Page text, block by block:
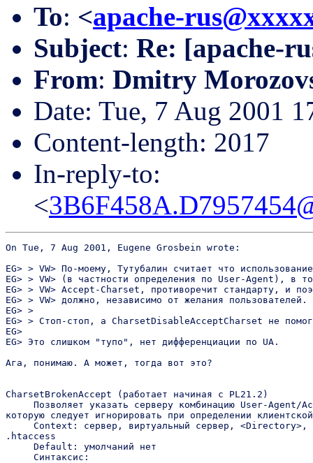
To: <apache-
Subject: Re: [apache-
From: Dmitry
Date: Tue, 7 Aug 2001
Content-length: 2017
In-reply-to:
<
On Tue, 7 Aug 2001, Eugene Grosbein wrote:
EG> > VW> По-моему, Тутубалин считает что
EG> > VW> (в частности определения по User-Agent), в
EG> > VW> Accept-Charset, противоречит стандарту, и
EG> > VW> должно, независимо от желания пользователей.
EG> >
EG> > Стоп-стоп, а CharsetDisableAcceptCharset не
EG>
EG> Это cлишком "тупо", нет дифференциации по UA.
Ага, понимаю. А может, тогда вот это?
CharsetBrokenAccept (работает начиная с PL21.2)
Позволяет указать серверу комбинацию User-Agent/
которую следует игнорировать при определении
Context: сервер, виртуальный сервер, <Directory>,
.htaccess
     Default: умолчаний нет
     Синтаксис: